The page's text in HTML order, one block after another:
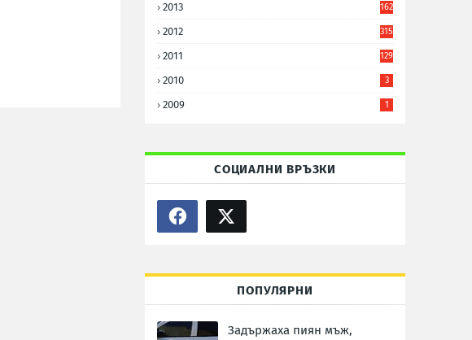
2013 162
2012 315
2011 129
2010 3
2009 1
СОЦИАЛНИ ВРЪЗКИ
ПОПУЛЯРНИ
Задържаха пиян мъж,